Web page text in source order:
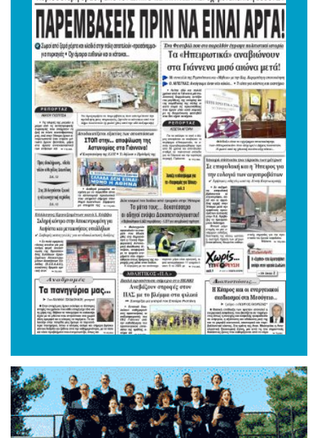
ΠΡΩΙΝΟΣ ΛΟΓΟΣ
31 Ιούλ 2026 • 10:04
Αιχμές και νύξεις
Γιάννης Κιτσολάμπρος